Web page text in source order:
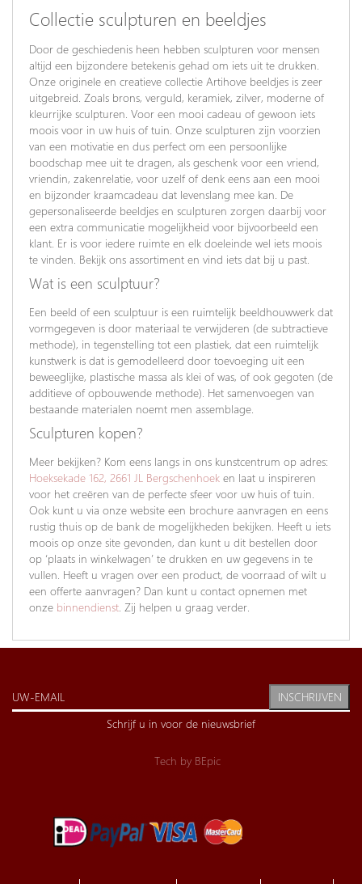
Collectie sculpturen en beeldjes
Door de geschiedenis heen hebben sculpturen voor mensen
altijd een bijzondere betekenis gehad om iets uit te drukken.
Onze originele en creatieve collectie Artihove beeldjes is zeer
uitgebreid. Zoals brons, verguld, keramiek, zilver, moderne of
kleurrijke sculpturen. Voor een mooi cadeau of gewoon iets
moois voor in uw huis of tuin. Onze sculpturen zijn voorzien
van een motivatie en dus perfect om een persoonlijke
boodschap mee uit te dragen, als geschenk voor een vriend,
vriendin, zakenrelatie, voor uzelf of denk eens aan een mooi
en bijzonder kraamcadeau dat levenslang mee kan. De
gepersonaliseerde beeldjes en sculpturen zorgen daarbij voor
een extra communicatie mogelijkheid voor bijvoorbeeld een
klant. Er is voor iedere ruimte en elk doeleinde wel iets moois
te vinden. Bekijk ons assortiment en vind iets dat bij u past.
Wat is een sculptuur?
Een beeld of een sculptuur is een ruimtelijk beeldhouwwerk dat
vormgegeven is door materiaal te verwijderen (de subtractieve
methode), in tegenstelling tot een plastiek, dat een ruimtelijk
kunstwerk is dat is gemodelleerd door toevoeging uit een
beweeglijke, plastische massa als klei of was, of ook gegoten (de
additieve of opbouwende methode). Het samenvoegen van
bestaande materialen noemt men assemblage.
Sculpturen kopen?
Meer bekijken? Kom eens langs in ons kunstcentrum op adres:
Hoeksekade 162, 2661 JL Bergschenhoek en laat u inspireren
voor het creëren van de perfecte sfeer voor uw huis of tuin.
Ook kunt u via onze website een brochure aanvragen en eens
rustig thuis op de bank de mogelijkheden bekijken. Heeft u iets
moois op onze site gevonden, dan kunt u dit bestellen door
op ‘plaats in winkelwagen’ te drukken en uw gegevens in te
vullen. Heeft u vragen over een product, de voorraad of wilt u
een offerte aanvragen? Dan kunt u contact opnemen met
onze binnendienst . Zij helpen u graag verder.
INSCHRIJVEN
Schrijf u in voor de nieuwsbrief
Tech by BEpic